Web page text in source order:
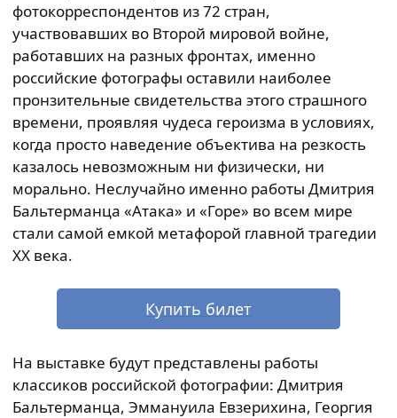
фотокорреспондентов из 72 стран,
участвовавших во Второй мировой войне,
работавших на разных фронтах, именно
российские фотографы оставили наиболее
пронзительные свидетельства этого страшного
времени, проявляя чудеса героизма в условиях,
когда просто наведение объектива на резкость
казалось невозможным ни физически, ни
морально. Неслучайно именно работы Дмитрия
Бальтерманца «Атака» и «Горе» во всем мире
стали самой емкой метафорой главной трагедии
ХХ века.
Купить билет
На выставке будут представлены работы
классиков российской фотографии: Дмитрия
Бальтерманца, Эммануила Евзерихина, Георгия